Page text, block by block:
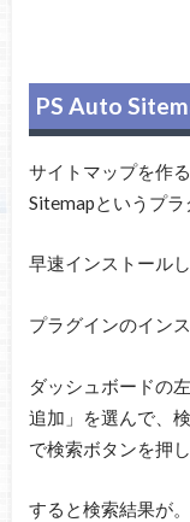
PS Auto
サイトマップを作
Sitemapというプラ
早速インストール
プラグインのイン
ダッシュボードの
追加」を選んで、
で検索ボタンを押し
すると検索結果が。